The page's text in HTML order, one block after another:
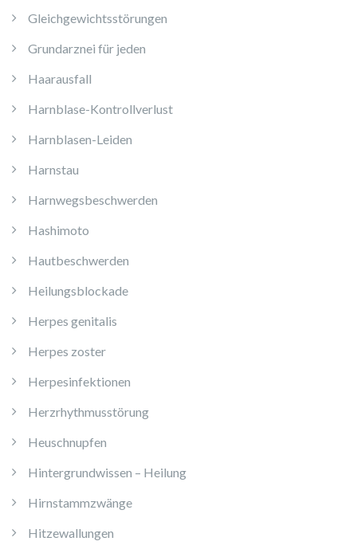
Gleichgewichtsstörungen
Grundarznei für jeden
Haarausfall
Harnblase-Kontrollverlust
Harnblasen-Leiden
Harnstau
Harnwegsbeschwerden
Hashimoto
Hautbeschwerden
Heilungsblockade
Herpes genitalis
Herpes zoster
Herpesinfektionen
Herzrhythmusstörung
Heuschnupfen
Hintergrundwissen – Heilung
Hirnstammzwänge
Hitzewallungen